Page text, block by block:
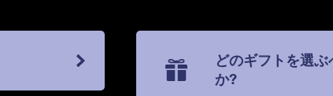
どのギフトを選ぶ
か?